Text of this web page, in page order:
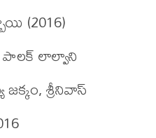
(2016)
పాలక్ లాల్వాని
శ్రీనివాస్